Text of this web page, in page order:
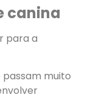
canina
para a
passam muito